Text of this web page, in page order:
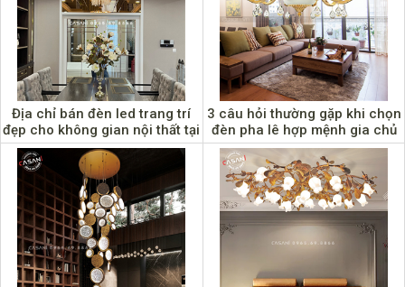
Địa chỉ bán đèn led trang trí
đẹp cho không gian nội thất tại
Cao Bằng
3 câu hỏi thường gặp khi chọn
đèn pha lê hợp mệnh gia chủ